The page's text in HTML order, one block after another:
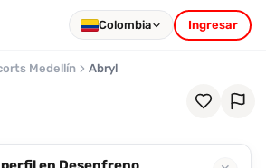
Colombia Ingresar
Medellín Abryl